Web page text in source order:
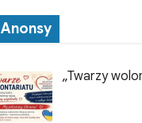
Anonsy
„Twarzy